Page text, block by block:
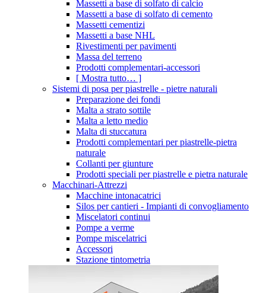
Massetti a base di solfato di calcio
Massetti a base di solfato di cemento
Massetti cementizi
Massetti a base NHL
Rivestimenti per pavimenti
Massa del terreno
Prodotti complementari-accessori
[ Mostra tutto… ]
Sistemi di posa per piastrelle - pietre naturali
Preparazione dei fondi
Malta a strato sottile
Malta a letto medio
Malta di stuccatura
Prodotti complementari per piastrelle-pietra
naturale
Collanti per giunture
Prodotti speciali per piastrelle e pietra naturale
Macchinari-Attrezzi
Macchine intonacatrici
Silos per cantieri - Impianti di convogliamento
Miscelatori continui
Pompe a verme
Pompe miscelatrici
Accessori
Stazione tintometria